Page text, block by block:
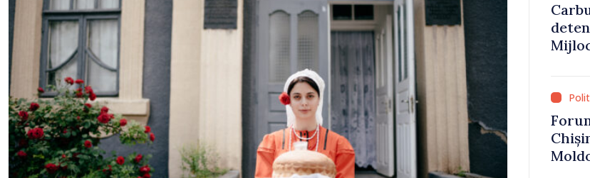
Carburanții se ieftinesc, pe fondul
detensionării situației din Orientul
Mijlociu